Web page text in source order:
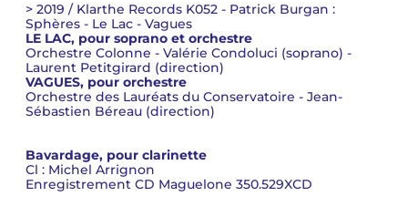
> 2019 / Klarthe Records K052 - Patrick Burgan :
Sphères - Le Lac - Vagues
LE LAC, pour soprano et orchestre
Orchestre Colonne - Valérie Condoluci (soprano) -
Laurent Petitgirard (direction)
VAGUES, pour orchestre
Orchestre des Lauréats du Conservatoire - Jean-
Sébastien Béreau (direction)
Bavardage, pour clarinette
Cl : Michel Arrignon
Enregistrement CD Maguelone 350.529XCD